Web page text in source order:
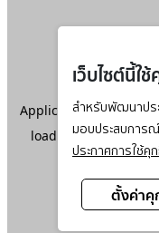
เว็บไซต์นี้ใ
สำหรับพัฒนาปร
มอบประสบการ
ประกาศการใช้คุ
ตั้งค่าคุ
Application error: a
loading